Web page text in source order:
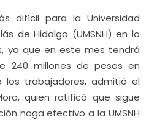
difícil para la Universidad
de Hidalgo (UMSNH) en lo
ya que en este mes tendrá
240 millones de pesos en
trabajadores, admitió el
quien ratificó que sigue
haga efectivo a la UMSNH